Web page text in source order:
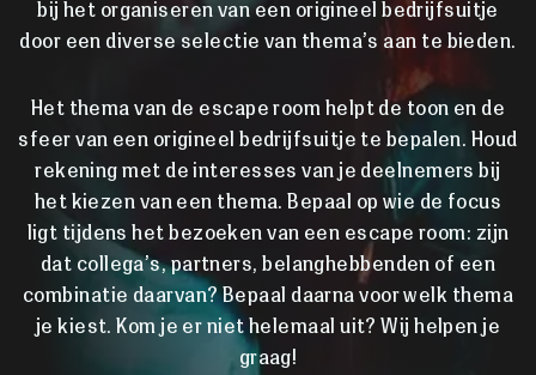
bij het organiseren van een origineel bedrijfsuitje
door een diverse selectie van thema’s aan te bieden.
Het thema van de escape room helpt de toon en de
sfeer van een origineel bedrijfsuitje te bepalen. Houd
rekening met de interesses van je deelnemers bij
het kiezen van een thema. Bepaal op wie de focus
ligt tijdens het bezoeken van een escape room: zijn
dat collega’s, partners, belanghebbenden of een
combinatie daarvan? Bepaal daarna voor welk thema
je kiest. Kom je er niet helemaal uit? Wij helpen je
graag!